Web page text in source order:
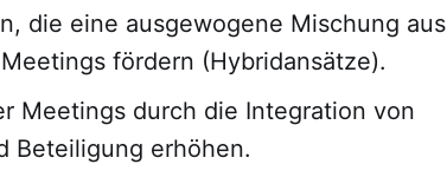
die eine ausgewogene Mischung aus
fördern (Hybridansätze).
Meetings durch die Integration von
Beteiligung erhöhen.